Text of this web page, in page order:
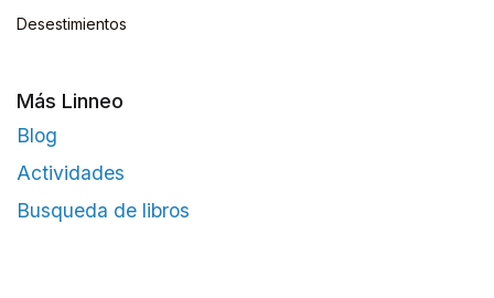
Desestimientos
Más Linneo
Blog
Actividades
Busqueda de libros